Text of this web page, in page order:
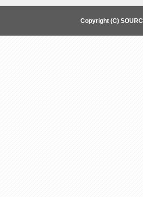
Copyright (C)